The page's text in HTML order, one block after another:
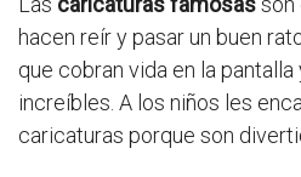
hacen reír y pasar un buen
que cobran vida en la
increíbles. A los niños les
caricaturas porque son